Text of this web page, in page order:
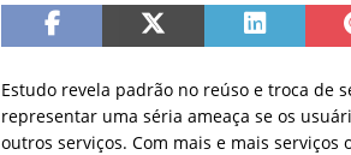
[ 06/08/2026 ]
Estudo revela padrão no reúso e troca de
representar uma séria ameaça se os
outros serviços. Com mais e mais